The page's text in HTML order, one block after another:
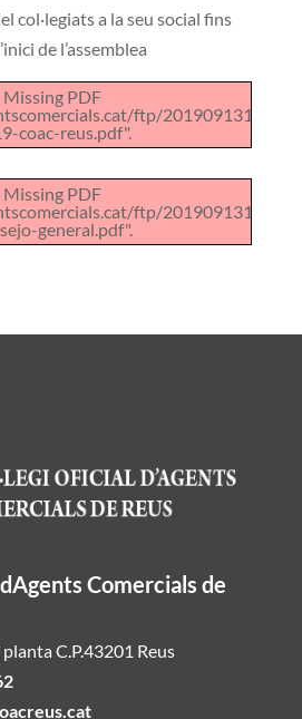
col·legiats a la seu social fins
de l’assemblea
Missing PDF
ftp/
coac-reus.pdf".
Missing PDF
ftp/
general.pdf".
Comercials de
C.P.43201 Reus